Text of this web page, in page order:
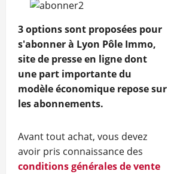
3 options sont proposées pour
s'abonner à Lyon Pôle Immo,
site de presse en ligne dont
une part importante du
modèle économique repose sur
les abonnements.
Avant tout achat, vous devez
avoir pris connaissance des
conditions générales de vente